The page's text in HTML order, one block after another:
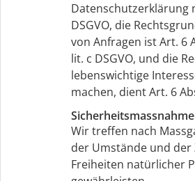
Datenschutzerklärung
DSGVO, die
von Anfragen ist Art. 6
lit. c DSGVO, und die
lebenswichtige
machen, dient Art. 6
Wir treffen nach
der Umstände und der
Freiheiten natürlicher